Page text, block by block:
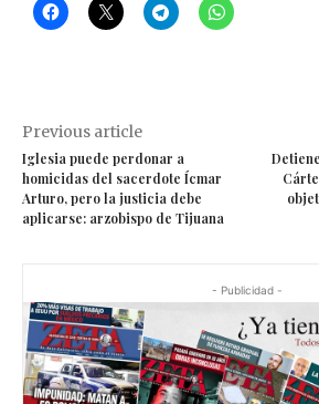
Previous article
Iglesia puede perdonar a
homicidas del sacerdote Ícmar
Arturo, pero la justicia debe
aplicarse: arzobispo de Tijuana
- Publicidad -